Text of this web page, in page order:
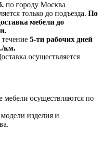
по городу Москва
только до подъезда. По
мебели до
течение 5-ти рабочих дней
км.
осуществляется
мебели осуществляются по
изделия и